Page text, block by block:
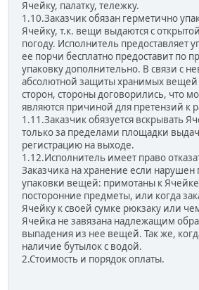
Ячейку, палатку, тележку.
1.10.Заказчик обязан герметично
Ячейку, т.к. вещи выдаются с
погоду. Исполнитель предоставляет
ее порчи бесплатно предоставит по
упаковку дополнительно. В связи с
абсолютной защиты хранимых вещей
сторон, стороны договорились, что
являются причиной для претензий к
1.11.Заказчик обязуется вскрывать
только за пределами площадки
регистрацию на выходе.
1.12.Исполнитель имеет право
Заказчика на хранение если нарушен
упаковки вещей: примотаны к
посторонние предметы, или когда
Ячейку к своей сумке рюкзаку или
Ячейка не завязана надлежащим
выпадения из нее вещей. Так же,
наличие бутылок с водой.
2.Стоимость и порядок оплаты.